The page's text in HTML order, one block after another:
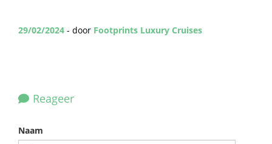
29/02/2024 - door Footprints Luxury Cruises
Reageer
Naam